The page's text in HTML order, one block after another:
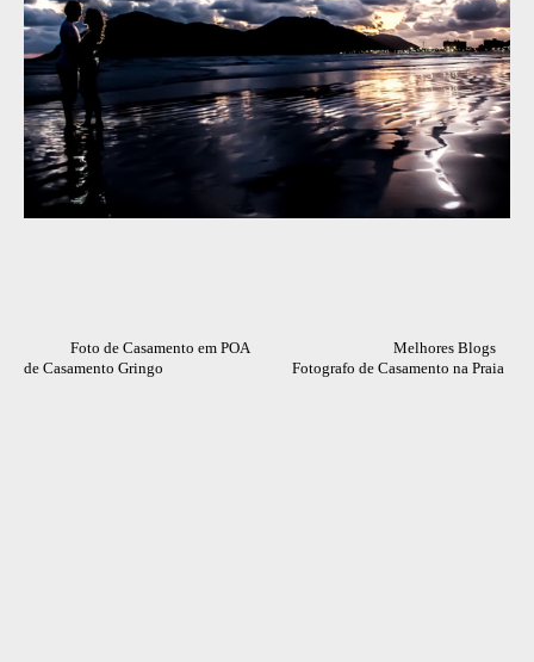
Foto de Casamento em POA Melhores Blogs
de Casamento Gringo Fotografo de Casamento na Praia